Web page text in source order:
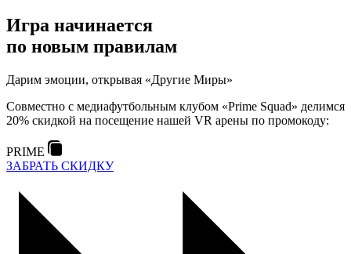
Игра начинается
по новым правилам
Дарим эмоции, открывая «Другие Миры»
Совместно с медиафутбольным клубом «Prime Squad» делимся
20% скидкой на посещение нашей VR арены по промокоду:
PRIME
ЗАБРАТЬ СКИДКУ